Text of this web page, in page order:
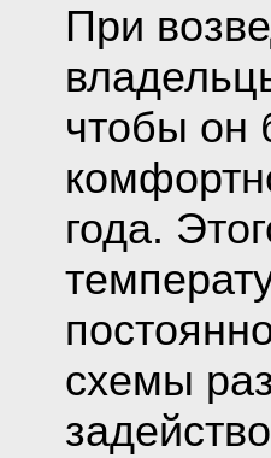
При
чтобы он
года.
схемы